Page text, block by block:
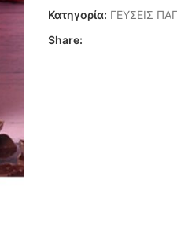
Κατηγορία: ΓΕΥΣΕΙΣ
Share: